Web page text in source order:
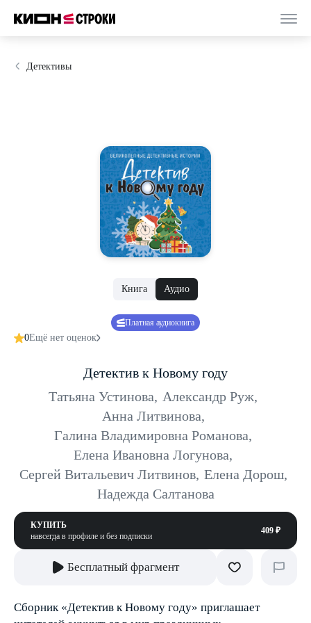
Детективы
Книга Аудио
Платная аудиокнига
0Ещё нет оценок
Детектив к Новому году
Татьяна Устинова, Александр Руж,
Анна Литвинова,
Галина Владимировна Романова,
Елена Ивановна Логунова,
Сергей Витальевич Литвинов, Елена Дорош,
Надежда Салтанова
КУПИТЬ
навсегда в профиле и без подписки
409 ₽
Бесплатный фрагмент
Сборник «Детектив к Новому году» приглашает